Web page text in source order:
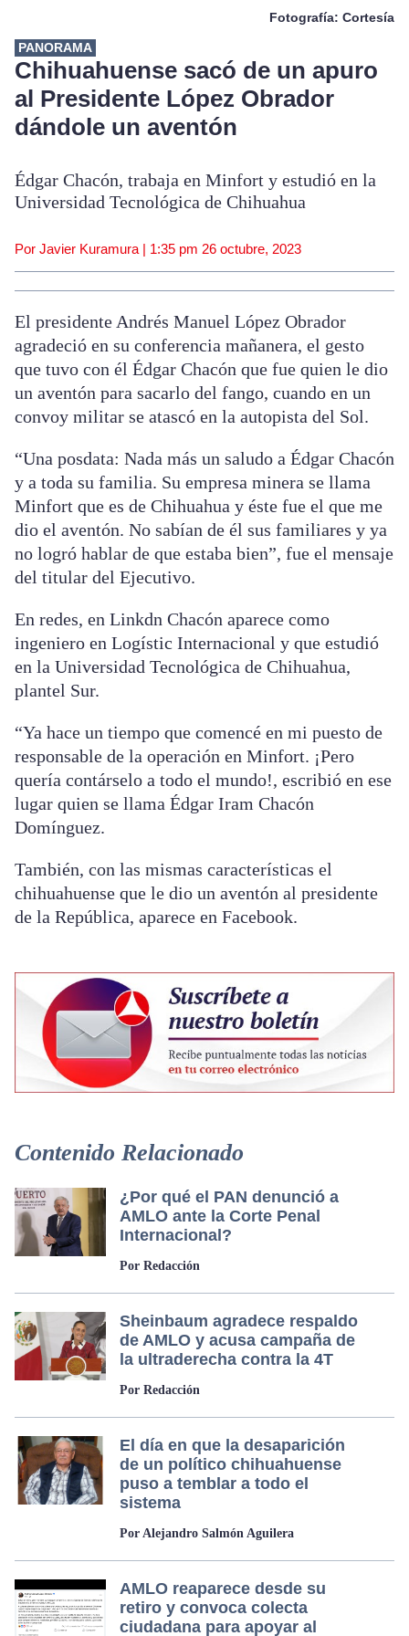
Fotografía: Cortesía
PANORAMA
Chihuahuense sacó de un apuro
al Presidente López Obrador
dándole un aventón
Édgar Chacón, trabaja en Minfort y estudió en la
Universidad Tecnológica de Chihuahua
Por Javier Kuramura | 1:35 pm 26 octubre, 2023
El presidente Andrés Manuel López Obrador
agradeció en su conferencia mañanera, el gesto
que tuvo con él Édgar Chacón que fue quien le dio
un aventón para sacarlo del fango, cuando en un
convoy militar se atascó en la autopista del Sol.
“Una posdata: Nada más un saludo a Édgar Chacón
y a toda su familia. Su empresa minera se llama
Minfort que es de Chihuahua y éste fue el que me
dio el aventón. No sabían de él sus familiares y ya
no logró hablar de que estaba bien”, fue el mensaje
del titular del Ejecutivo.
En redes, en Linkdn Chacón aparece como
ingeniero en Logístic Internacional y que estudió
en la Universidad Tecnológica de Chihuahua,
plantel Sur.
“Ya hace un tiempo que comencé en mi puesto de
responsable de la operación en Minfort. ¡Pero
quería contárselo a todo el mundo!, escribió en ese
lugar quien se llama Édgar Iram Chacón
Domínguez.
También, con las mismas características el
chihuahuense que le dio un aventón al presidente
de la República, aparece en Facebook.
Contenido Relacionado
¿Por qué el PAN denunció a
AMLO ante la Corte Penal
Internacional?
Por Redacción
Sheinbaum agradece respaldo
de AMLO y acusa campaña de
la ultraderecha contra la 4T
Por Redacción
El día en que la desaparición
de un político chihuahuense
puso a temblar a todo el
sistema
Por Alejandro Salmón Aguilera
AMLO reaparece desde su
retiro y convoca colecta
ciudadana para apoyar al